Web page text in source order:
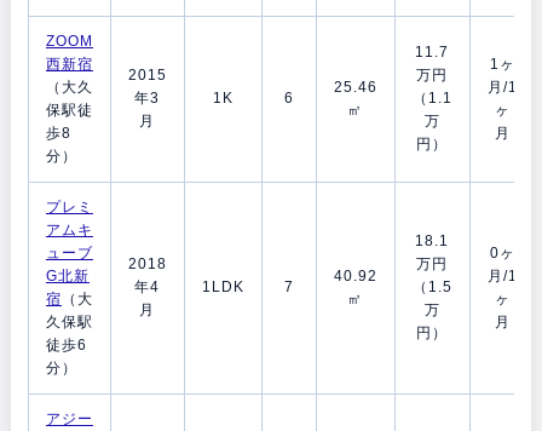
ZOOM
西新宿
（大久
保駅徒
歩8
分）
2015
年3
月
1K 6
25.46
㎡
11.7
万円
（1.1
万
円）
1ヶ
月/1
ヶ
月
プレミ
アムキ
ューブ
G北新
宿 （大
久保駅
徒歩6
分）
2018
年4
月
1LDK 7
40.92
㎡
18.1
万円
（1.5
万
円）
0ヶ
月/1
ヶ
月
アジー